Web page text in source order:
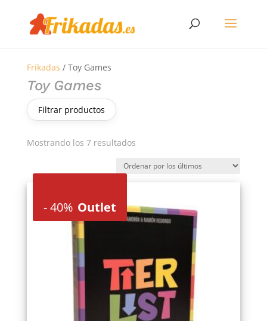
Frikadas / Toy Games
Toy Games
Filtrar productos
Mostrando los 7 resultadosOrdenado
los
-40% Outlet